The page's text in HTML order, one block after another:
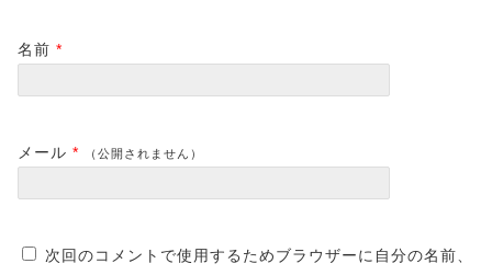
名前 *
メール * （公開されません）
次回のコメントで使用するためブラウザーに自分の名前、